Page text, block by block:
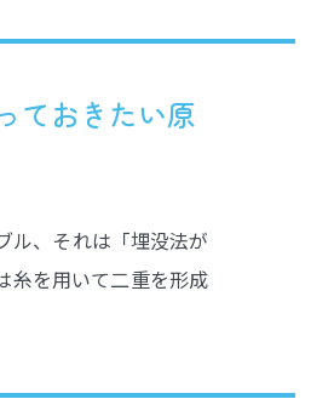
ておきたい原
ル、それは「埋没法が
糸を用いて二重を形成